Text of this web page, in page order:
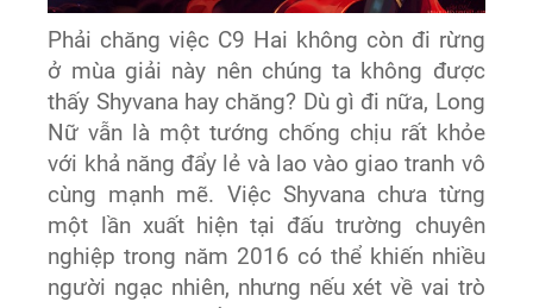
Phải chăng việc C9 Hai không còn đi rừng
ở mùa giải này nên chúng ta không được
thấy Shyvana hay chăng? Dù gì đi nữa, Long
Nữ vẫn là một tướng chống chịu rất khỏe
với khả năng đẩy lẻ và lao vào giao tranh vô
cùng mạnh mẽ. Việc Shyvana chưa từng
một lần xuất hiện tại đấu trường chuyên
nghiệp trong năm 2016 có thể khiến nhiều
người ngạc nhiên, nhưng nếu xét về vai trò